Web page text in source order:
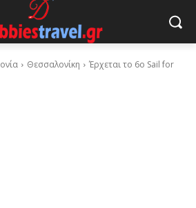
Θεσσαλονίκη
Έρχεται το 6ο Sail for